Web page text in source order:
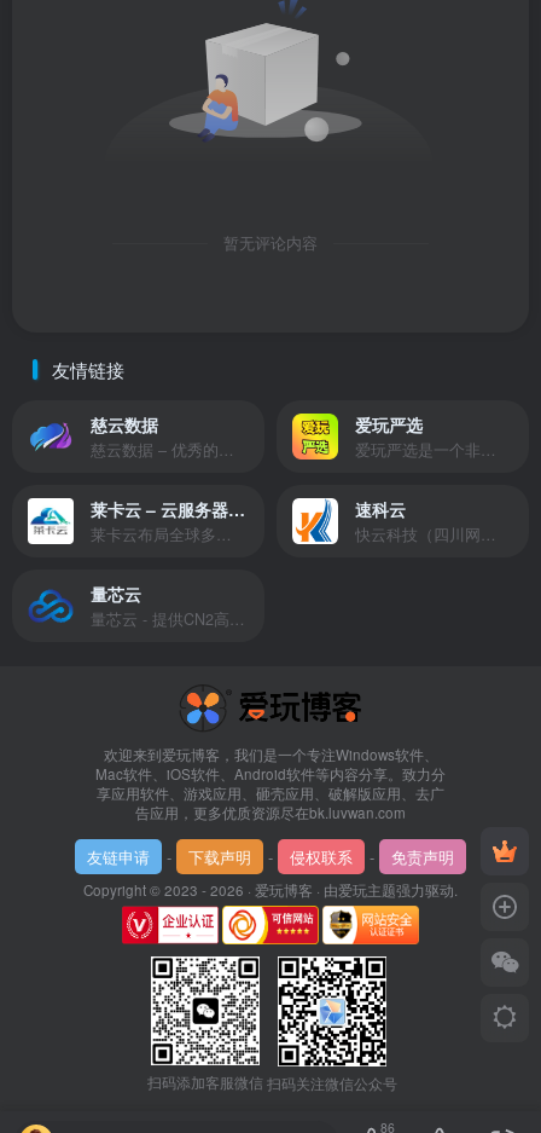
暂无评论内容
友情链接
慈云数据
慈云数据 – 优秀的云服务器服务商，提供最具有性价比的产品。慈云数据是开发者必不可少的良心云
爱玩严选
爱玩严选是一个非常有保障且性价比极高的虚拟商城，包括但不限于苹果证书、技术指导、会员充值等多种虚拟服务！
莱卡云 – 云服务器提供商
莱卡云布局全球多个地理区域。提供服务有：境外云服务器、国内云服务器、独立服务器、服务器托管、CDN、SSL证书、游戏服务器等业务。
速科云
快云科技（四川网联快云科技有限公司）成立于2021年，主营互联网业务平台服务提供商。公司专注为用户提供低价高性能云计算产品，致力于云计算应用的易用性开发，并引导云计算在国内普及
量芯云
量芯云 - 提供CN2高速香港美国云服务器&专业高防服务器租用等云服务器供应商
欢迎来到爱玩博客，我们是一个专注Windows软件、
Mac软件、iOS软件、Android软件等内容分享。致力分
享应用软件、游戏应用、砸壳应用、破解版应用、去广
告应用，更多优质资源尽在bk.luvwan.com
友链申请 - 下载声明 - 侵权联系 - 免责声明
Copyright © 2023 - 2026 · 爱玩博客 · 由爱玩主题强力驱动.
扫码添加客服微信扫码关注微信公众号
86